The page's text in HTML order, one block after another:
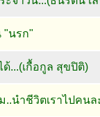
"นรก"
...(เกื้อกูล สุขปิติ)
..นำชีวิตเราไปคน